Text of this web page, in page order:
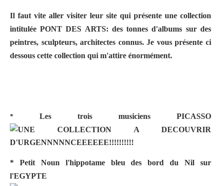
Il faut vite aller visiter leur site qui présente une collection
intituléePONT DES ARTS: des tonnes d'albums sur des
peintres, sculpteurs, architectes connus. Je vous présente ci
dessous cette collection qui m'attire énormément.
* Les trois musiciens PICASSO
* Petit Noun l'hippotame bleu des bord du Nil sur
l'EGYPTE